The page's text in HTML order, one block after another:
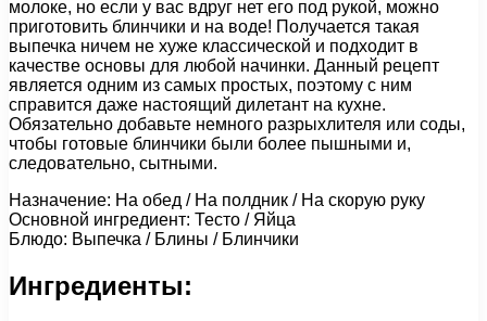
молоке, но если у вас вдруг нет его под рукой, можно
приготовить блинчики и на воде! Получается такая
выпечка ничем не хуже классической и подходит в
качестве основы для любой начинки. Данный рецепт
является одним из самых простых, поэтому с ним
справится даже настоящий дилетант на кухне.
Обязательно добавьте немного разрыхлителя или соды,
чтобы готовые блинчики были более пышными и,
следовательно, сытными.
Назначение: На обед / На полдник / На скорую руку
Основной ингредиент: Тесто / Яйца
Блюдо: Выпечка / Блины / Блинчики
Ингредиенты: